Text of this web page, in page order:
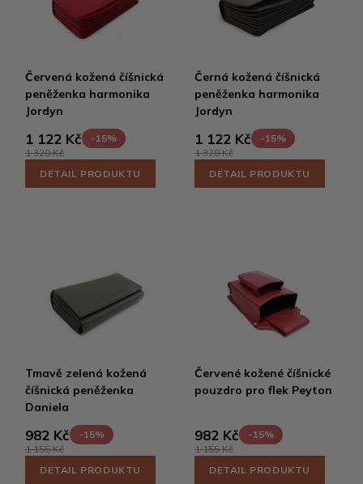
Červená kožená číšnická
peněženka harmonika
Jordyn
1 122 Kč
-15%
1 320 Kč
DETAIL PRODUKTU
Černá kožená číšnická
peněženka harmonika
Jordyn
1 122 Kč
-15%
1 320 Kč
DETAIL PRODUKTU
Tmavě zelená kožená
číšnická peněženka
Daniela
982 Kč
-15%
1 155 Kč
DETAIL PRODUKTU
Červené kožené číšnické
pouzdro pro flek Peyton
982 Kč
-15%
1 155 Kč
DETAIL PRODUKTU